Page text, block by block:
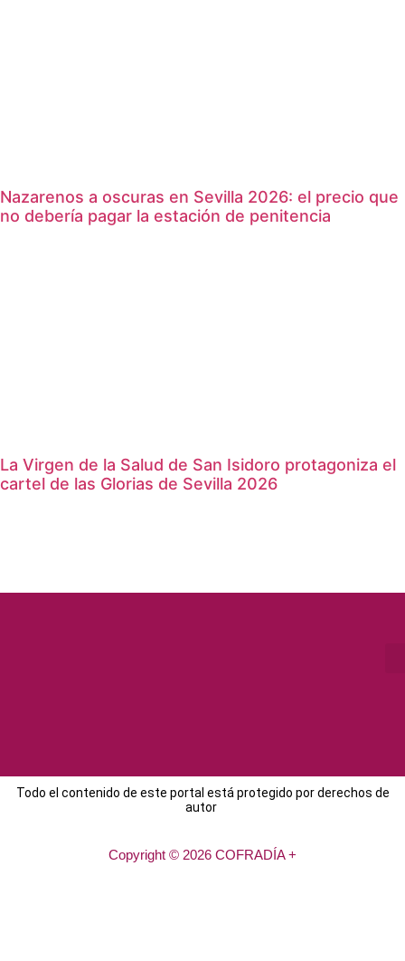
Nazarenos a oscuras en Sevilla 2026: el precio que
no debería pagar la estación de penitencia
La Virgen de la Salud de San Isidoro protagoniza el
cartel de las Glorias de Sevilla 2026
Todo el contenido de este portal está protegido por derechos de
autor
Copyright © 2026 COFRADÍA +